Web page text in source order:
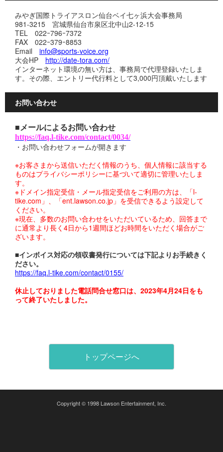
みやぎ国際トライアスロン仙台ベイ七ヶ浜大会事務局
981-3215 宮城県仙台市泉区北中山2-12-15
TEL 022ｰ796ｰ7372
FAX 022ｰ379ｰ8853
Email info@sports-voice.org
大会HP http://date-tora.com/
インターネット環境の無い方は、事務局で代理登録いたしま
す。その際、エントリー代行料として3,000円頂戴いたします
お問い合わせ
■メールによるお問い合わせ
https://faq.l-tike.com/contact/0034/
・お問い合わせフォームが開きます
※お客さまから送信いただく情報のうち、個人情報に該当する
ものはプライバシーポリシーに基づいて適切に管理いたしま
す。
※ドメイン指定受信・メール指定受信をご利用の方は、「l-
tike.com」、「ent.lawson.co.jp」を受信できるよう設定して
ください。
※現在、多数のお問い合わせをいただいているため、回答まで
に通常より長く4日から1週間ほどお時間をいただく場合がご
ざいます。
■インボイス対応の領収書発行については下記よりお手続きく
ださい。
https://faq.l-tike.com/contact/0155/
休止しておりました電話問合せ窓口は、2023年4月24日をも
って終了いたしました。
トップページへ
Copyright © 1998 Lawson Entertainment, Inc.